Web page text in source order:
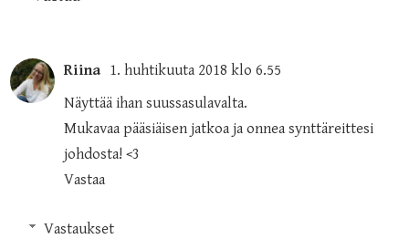
Riina 1. huhtikuuta 2018 klo 6.55
Näyttää ihan suussasulavalta.
Mukavaa pääsiäisen jatkoa ja onnea synttäreittesi
johdosta! <3
Vastaa
Vastaukset